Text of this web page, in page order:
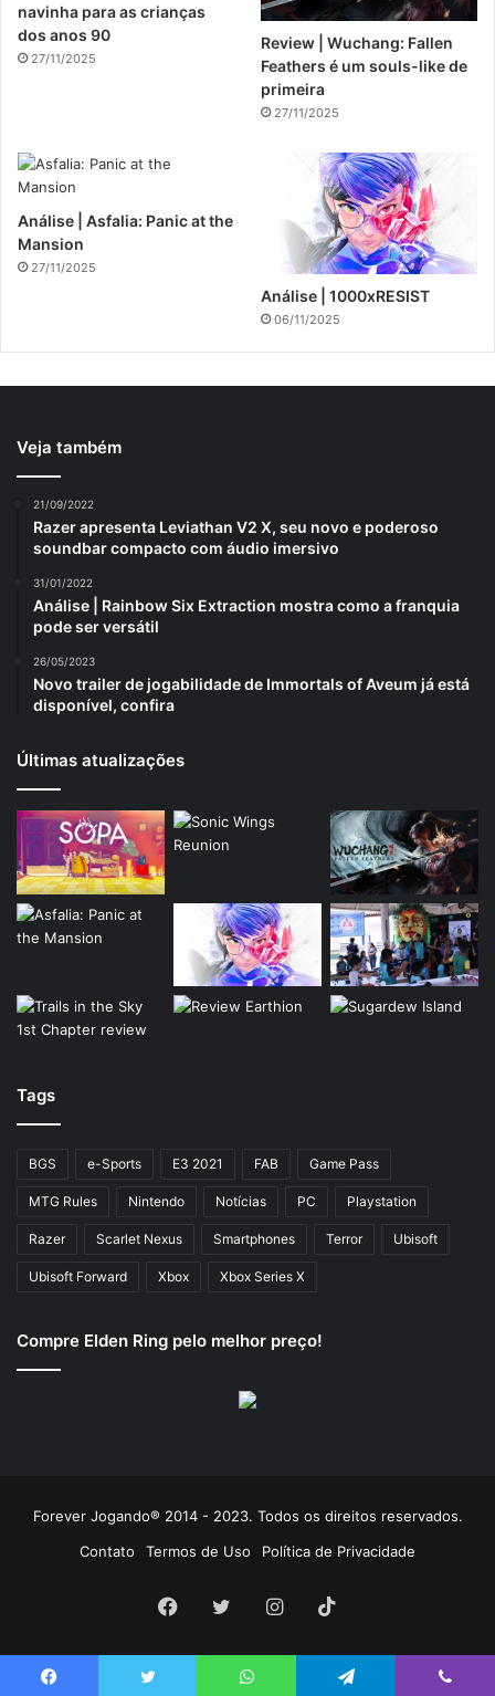
navinha para as crianças
dos anos 90
27/11/2025
Review | Wuchang: Fallen
Feathers é um souls-like de
primeira
27/11/2025
Análise | Asfalia: Panic at the
Mansion
27/11/2025
Análise | 1000xRESIST
06/11/2025
Veja também
21/09/2022
Razer apresenta Leviathan V2 X, seu novo e poderoso
soundbar compacto com áudio imersivo
31/01/2022
Análise | Rainbow Six Extraction mostra como a franquia
pode ser versátil
26/05/2023
Novo trailer de jogabilidade de Immortals of Aveum já está
disponível, confira
Últimas atualizações
Tags
BGS e-Sports E3 2021 FAB Game Pass
MTG Rules Nintendo Notícias PC Playstation
Razer Scarlet Nexus Smartphones Terror Ubisoft
Ubisoft Forward Xbox Xbox Series X
Compre Elden Ring pelo melhor preço!
Forever Jogando® 2014 - 2023. Todos os direitos reservados.
Contato
Termos de Uso Política de Privacidade
Facebook
TwitterInstagram